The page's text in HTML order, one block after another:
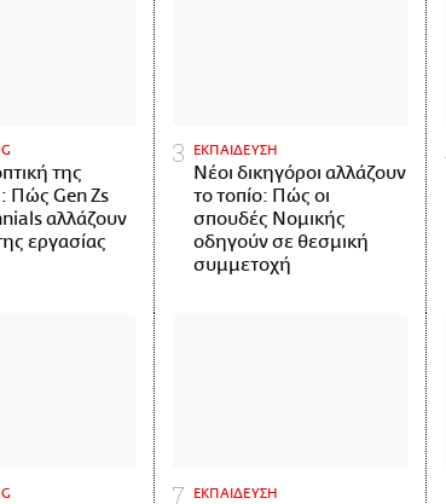
της
Πώς Gen Zs
αλλάζουν
εργασίας
ΕΚΠΑΙΔΕΥΣΗ
Νέοι δικηγόροι αλλάζουν
το τοπίο: Πώς οι
σπουδές Νομικής
οδηγούν σε θεσμική
συμμετοχή
ΕΚΠΑΙΔΕΥΣΗ